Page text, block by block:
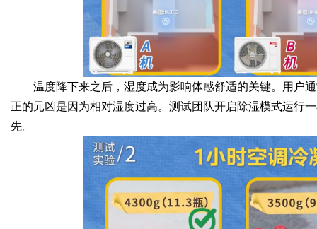
温度降下来之后，湿度成为影响体感舒适的关键。用户
正的元凶是因为相对湿度过高。测试团队开启除湿模式运行
先。